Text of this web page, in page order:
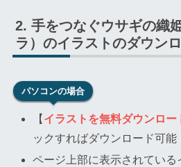
手をつなぐウサギの織
ラ）のイラストのダウン
パソコンの場合
【 イラストを無料ダウンロー
ックすればダウンロード可能
ページ上部に表示されてい